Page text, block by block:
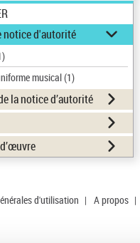
notice d'autorité
musical(1)
la notice d’autorité
d'utilisation | A propos |